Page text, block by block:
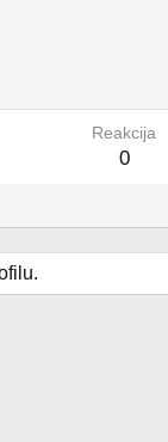
Reakcija
0